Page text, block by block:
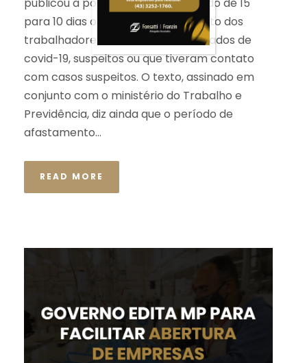
para 10 dias o prazo de afastamento dos
trabalhadores com casos confirmados de
covid-19, suspeitos ou que tiveram contato
com casos suspeitos. O texto, assinado em
conjunto com o ministério do Trabalho e
Previdência, diz ainda que o período de
afastamento...
READ MORE